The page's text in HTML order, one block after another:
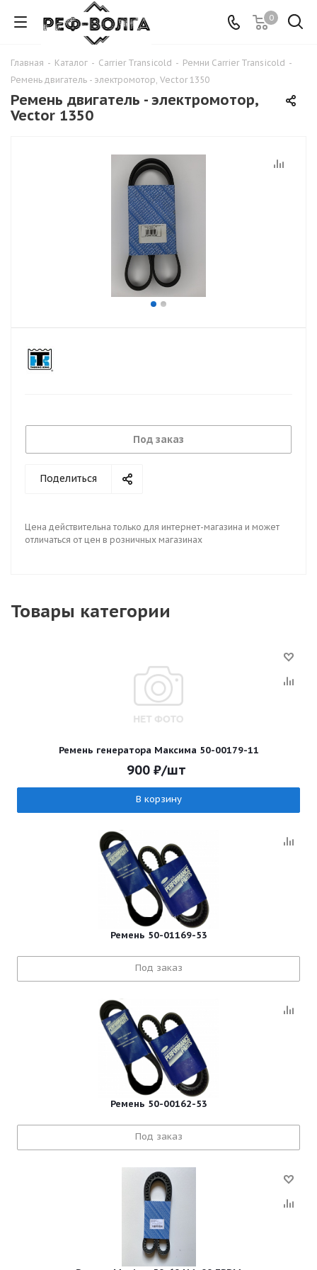
0
Главная - Каталог - Carrier Transicold - Ремни Carrier Transicold -
Ремень двигатель - электромотор, Vector 1350
Ремень двигатель - электромотор,
Vector 1350
Под заказ
Поделиться
Цена действительна только для интернет-магазина и может
отличаться от цен в розничных магазинах
Товары категории
Ремень генератора Максима 50-00179-11
900₽/шт
В корзину
Ремень 50-01169-53
Под заказ
Ремень 50-00162-53
Под заказ